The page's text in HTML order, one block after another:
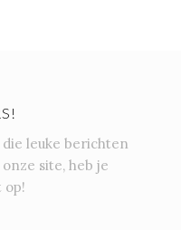
leuke berichten
site, heb je
op!